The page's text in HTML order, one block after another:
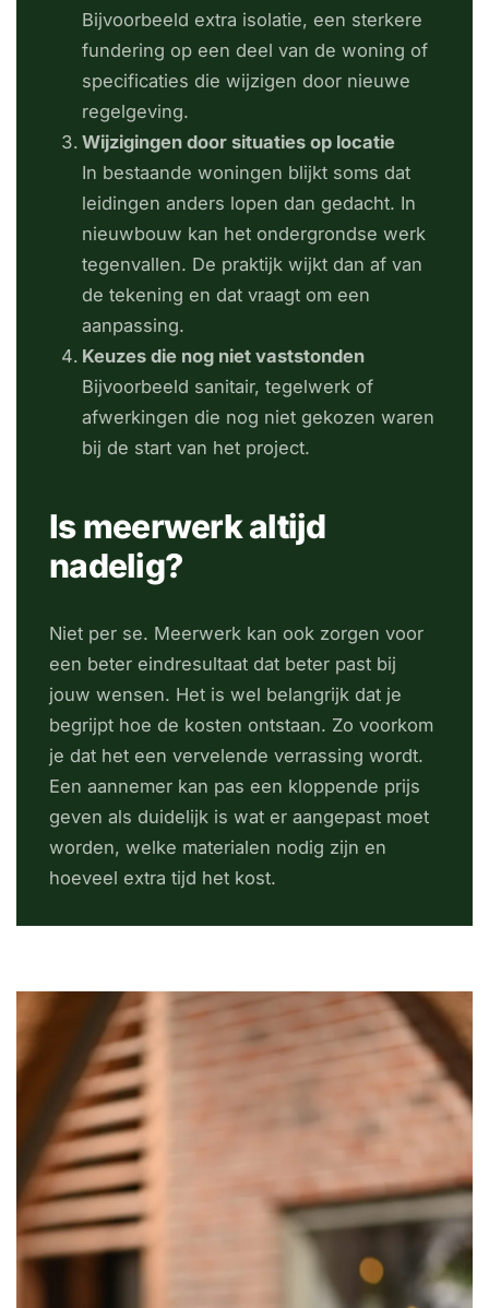
Bijvoorbeeld extra isolatie, een sterkere
fundering op een deel van de woning of
specificaties die wijzigen door nieuwe
regelgeving.
Wijzigingen door situaties op locatie
In bestaande woningen blijkt soms dat
leidingen anders lopen dan gedacht. In
nieuwbouw kan het ondergrondse werk
tegenvallen. De praktijk wijkt dan af van
de tekening en dat vraagt om een
aanpassing.
Keuzes die nog niet vaststonden
Bijvoorbeeld sanitair, tegelwerk of
afwerkingen die nog niet gekozen waren
bij de start van het project.
Is meerwerk altijd
nadelig?
Niet per se. Meerwerk kan ook zorgen voor
een beter eindresultaat dat beter past bij
jouw wensen. Het is wel belangrijk dat je
begrijpt hoe de kosten ontstaan. Zo voorkom
je dat het een vervelende verrassing wordt.
Een aannemer kan pas een kloppende prijs
geven als duidelijk is wat er aangepast moet
worden, welke materialen nodig zijn en
hoeveel extra tijd het kost.